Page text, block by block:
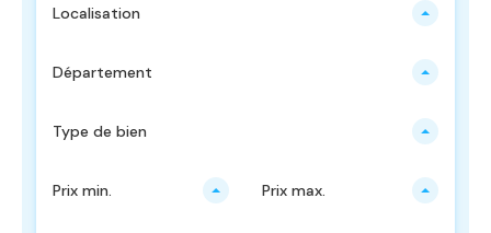
Localisation
Département
Type de bien
Prix ​​min. Prix ​​max.